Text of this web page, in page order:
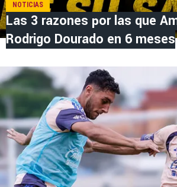
NOTICIAS
Las 3 razones por las que
Rodrigo Dourado en 6 meses